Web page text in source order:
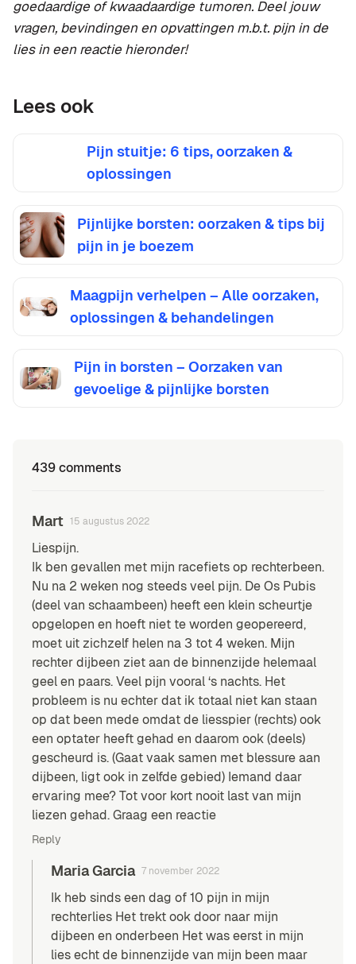
goedaardige of kwaadaardige tumoren. Deel jouw
vragen, bevindingen en opvattingen m.b.t. pijn in de
lies in een reactie hieronder!
Lees ook
Pijn stuitje: 6 tips, oorzaken &
oplossingen
Pijnlijke borsten: oorzaken & tips bij
pijn in je boezem
Maagpijn verhelpen – Alle oorzaken,
oplossingen & behandelingen
Pijn in borsten – Oorzaken van
gevoelige & pijnlijke borsten
439 comments
Mart 15 augustus 2022
Liespijn.
Ik ben gevallen met mijn racefiets op rechterbeen.
Nu na 2 weken nog steeds veel pijn. De Os Pubis
(deel van schaambeen) heeft een klein scheurtje
opgelopen en hoeft niet te worden geopereerd,
moet uit zichzelf helen na 3 tot 4 weken. Mijn
rechter dijbeen ziet aan de binnenzijde helemaal
geel en paars. Veel pijn vooral ‘s nachts. Het
probleem is nu echter dat ik totaal niet kan staan
op dat been mede omdat de liesspier (rechts) ook
een optater heeft gehad en daarom ook (deels)
gescheurd is. (Gaat vaak samen met blessure aan
dijbeen, ligt ook in zelfde gebied) Iemand daar
ervaring mee? Tot voor kort nooit last van mijn
liezen gehad. Graag een reactie
Reply
Maria Garcia 7 november 2022
Ik heb sinds een dag of 10 pijn in mijn
rechterlies Het trekt ook door naar mijn
dijbeen en onderbeen Het was eerst in mijn
lies echt de binnenzijde van mijn been maar